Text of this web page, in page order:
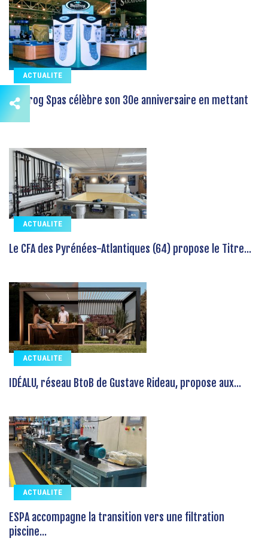
ACTUALITE
Bullfrog Spas célèbre son 30e anniversaire en mettant
ACTUALITE
Le CFA des Pyrénées-Atlantiques (64) propose le Titre...
ACTUALITE
IDÉALU, réseau BtoB de Gustave Rideau, propose aux...
ACTUALITE
ESPA accompagne la transition vers une filtration
piscine...